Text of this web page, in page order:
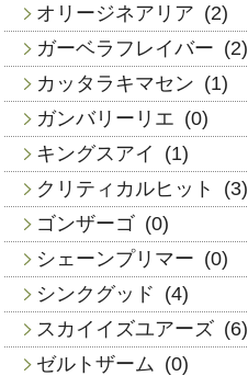
オリージネアリア (2)
ガーベラフレイバー (2)
カッタラキマセン (1)
ガンバリーリエ (0)
キングスアイ
(1)
クリティカルヒット
(3)
ゴンザーゴ (0)
シェーンプリマー (0)
シンクグッド (4)
スカイイズユアーズ (6)
ゼルトザーム (0)